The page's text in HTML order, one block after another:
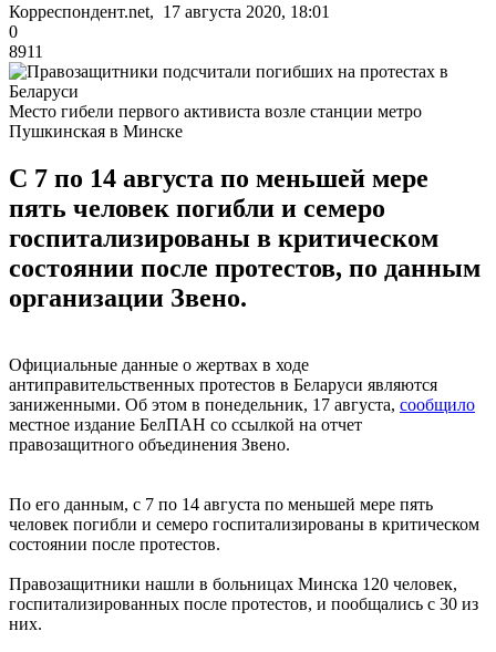
Корреспондент.net, 17 августа 2020, 18:01
0
8911
Место гибели первого активиста возле станции метро
Пушкинская в Минске
С 7 по 14 августа по меньшей мере
пять человек погибли и семеро
госпитализированы в критическом
состоянии после протестов, по данным
организации Звено.
Официальные данные о жертвах в ходе
антиправительственных протестов в Беларуси являются
заниженными. Об этом в понедельник, 17 августа, сообщило
местное издание БелПАН со ссылкой на отчет
правозащитного объединения Звено.
По его данным, с 7 по 14 августа по меньшей мере пять
человек погибли и семеро госпитализированы в критическом
состоянии после протестов.
Правозащитники нашли в больницах Минска 120 человек,
госпитализированных после протестов, и пообщались с 30 из
них.